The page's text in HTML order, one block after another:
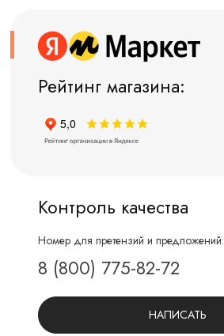
Рейтинг магазина:
Контроль качества
Номер для претензий и предложений:
8 (800) 775-82-72
НАПИСАТЬ